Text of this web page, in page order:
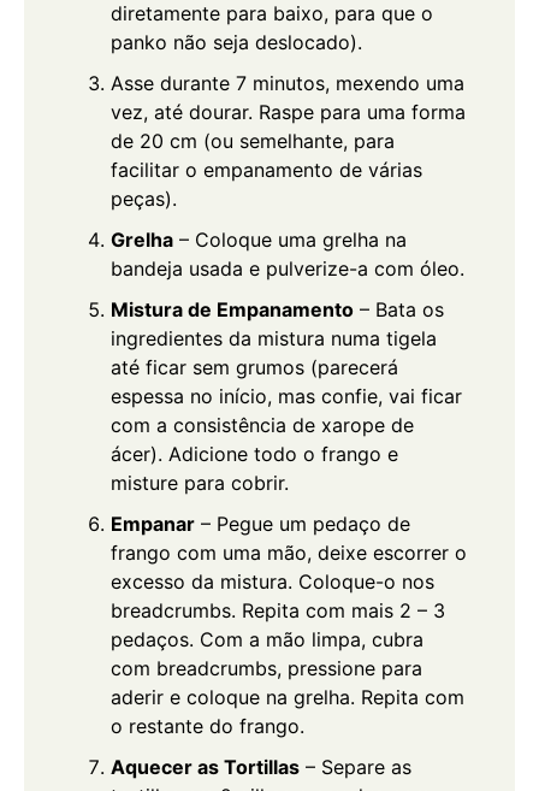
diretamente para baixo, para que o
panko não seja deslocado).
Asse durante 7 minutos, mexendo uma
vez, até dourar. Raspe para uma forma
de 20 cm (ou semelhante, para
facilitar o empanamento de várias
peças).
Grelha – Coloque uma grelha na
bandeja usada e pulverize-a com óleo.
Mistura de Empanamento – Bata os
ingredientes da mistura numa tigela
até ficar sem grumos (parecerá
espessa no início, mas confie, vai ficar
com a consistência de xarope de
ácer). Adicione todo o frango e
misture para cobrir.
Empanar – Pegue um pedaço de
frango com uma mão, deixe escorrer o
excesso da mistura. Coloque-o nos
breadcrumbs. Repita com mais 2 – 3
pedaços. Com a mão limpa, cubra
com breadcrumbs, pressione para
aderir e coloque na grelha. Repita com
o restante do frango.
Aquecer as Tortillas – Separe as